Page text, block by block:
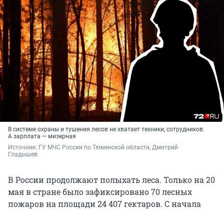
В системе охраны и тушения лесов не хватает техники, сотрудников.
А зарплата — мизерная
Источник: ГУ МЧС России по Тюменской области, Дмитрий
Гладышев
В России продолжают полыхать леса. Только на 20
мая в стране было зафиксировано 70 лесных
пожаров на площади 24 407 гектаров. С начала